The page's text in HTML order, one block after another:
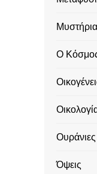
Μυστήρια
Ο
Όψεις